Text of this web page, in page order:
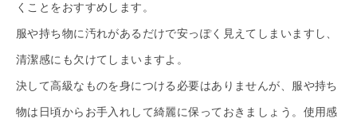
くことをおすすめします。
服や持ち物に汚れがあるだけで安っぽく見えてしまいますし、
清潔感にも欠けてしまいますよ。
決して高級なものを身につける必要はありませんが、服や持ち
物は日頃からお手入れして綺麗に保っておきましょう。使用感